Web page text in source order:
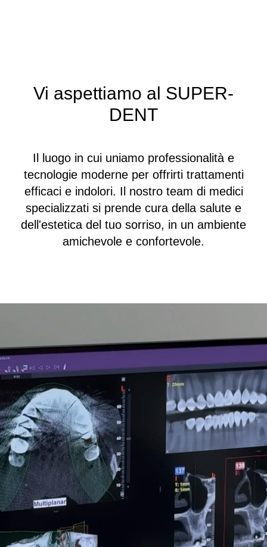
Vi aspettiamo al SUPER-
DENT
Il luogo in cui uniamo professionalità e
tecnologie moderne per offrirti trattamenti
efficaci e indolori. Il nostro team di medici
specializzati si prende cura della salute e
dell'estetica del tuo sorriso, in un ambiente
amichevole e confortevole.